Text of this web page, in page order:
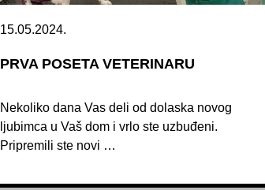
15.05.2024.
PRVA POSETA VETERINARU
Nekoliko dana Vas deli od dolaska novog
ljubimca u Vaš dom i vrlo ste uzbuđeni.
Pripremili ste novi …